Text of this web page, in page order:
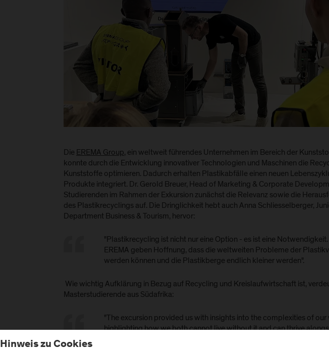
Die EREMA Group, ein weltweit führendes Unternehmen im Bereich der
konnte durch die Entwicklung innovativer Technologien und Maschinen die
Kunststoffe optimieren. Dadurch erhalten Plastikabfälle einen neuen
Produkte integriert. Dr. Gerold Breuer, Head of Marketing & Corporate
Studierenden im Rahmen der Exkursion zunächst die Relevanz sowie die
des Plastikrecyclings auf. Die Dringlichkeit hebt auch Anna Schliesselberger,
Department Business & Tourism, hervor:
"Plastikrecycling ist nicht nur eine Option - es ist eine
EREMA geben Hoffnung, dass die weltweiten Probleme der
werden können und die Plastikberge endlich kleiner werden".
Wie wichtig Aufklärung in Bezug auf Recycling und Kreislaufwirtschaft ist,
Masterstudierende aus Südafrika:
"The excursion provided us with insights into the complexities of
highlighting how we both cannot live without it and can thrive
prevalent misconceptions regarding recyclable products. The
Hinweis zu Cookies